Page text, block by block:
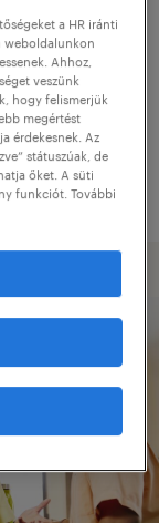
vagy
helyesen
a HR iránti
weboldalunkon
Ahhoz,
veszünk
hogy felismerjük
megértést
érdekesnek. Az
státuszúak, de
őket. A süti
funkciót. További